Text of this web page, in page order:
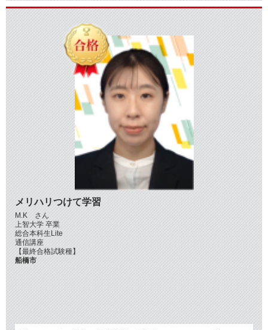
メリハリつけて学習
M.K さん
上智大学 卒業
総合本科生Lite
通信講座
【最終合格試験種】
船橋市